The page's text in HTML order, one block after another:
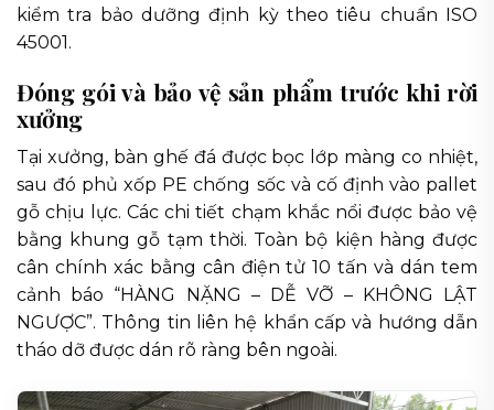
kiểm tra bảo dưỡng định kỳ theo tiêu chuẩn ISO
45001.
Đóng gói và bảo vệ sản phẩm trước khi rời
xưởng
Tại xưởng, bàn ghế đá được bọc lớp màng co nhiệt,
sau đó phủ xốp PE chống sốc và cố định vào pallet
gỗ chịu lực. Các chi tiết chạm khắc nổi được bảo vệ
bằng khung gỗ tạm thời. Toàn bộ kiện hàng được
cân chính xác bằng cân điện tử 10 tấn và dán tem
cảnh báo “HÀNG NẶNG – DỄ VỠ – KHÔNG LẬT
NGƯỢC”. Thông tin liên hệ khẩn cấp và hướng dẫn
tháo dỡ được dán rõ ràng bên ngoài.